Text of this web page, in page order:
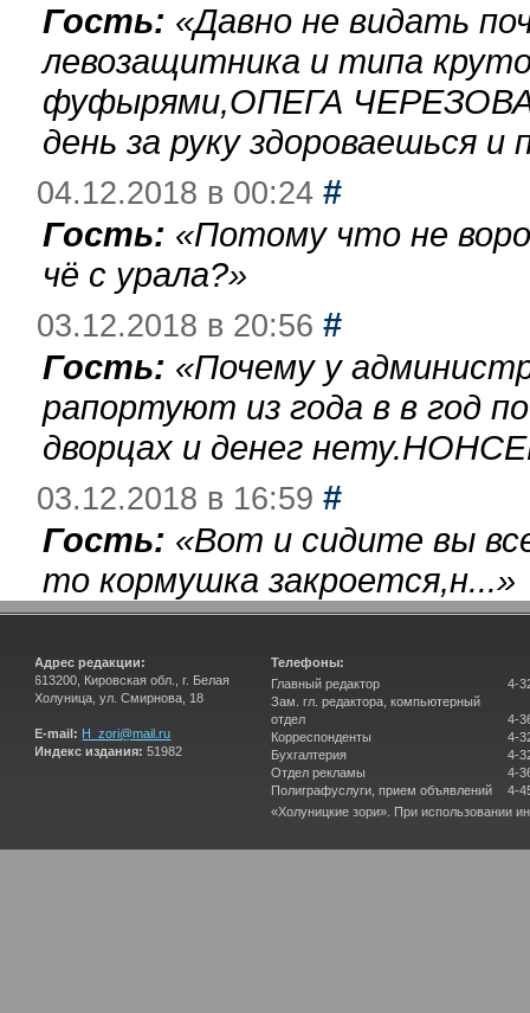
Гость: «Давно не видать
левозащитника и типа
фуфырями,ОПЕГА
день за руку здороваешься
04.12.2018 в 00:24 #
Гость: «Потому что не
чё с урала?»
03.12.2018 в 20:56 #
Гость: «Почему у
рапортуют из года в в год
дворцах и денег
03.12.2018 в 16:59 #
Гость: «Вот и сидите вы
то кормушка закроется,н...»
Адрес редакции:
613200, Кировская обл., г. Белая
Холуница, ул. Смирнова, 18
E-mail: H_zori@mail.ru
Индекс издания: 51982
Телефоны:
Главный редактор
Зам. гл. редактора, компьютерный
отдел
Корреспонденты
Бухгалтерия
Отдел рекламы
Полиграфуслуги, прием объявлений
4-
4-
4-
4-
4-
4-
«Холуницкие зори». При использовании